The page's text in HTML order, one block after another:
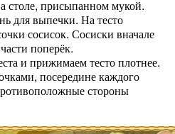
столе, присыпанном мукой.
для выпечки. На тесто
сосисок. Сосиски вначале
поперёк.
и прижимаем тесто плотнее.
посередине каждого
стороны